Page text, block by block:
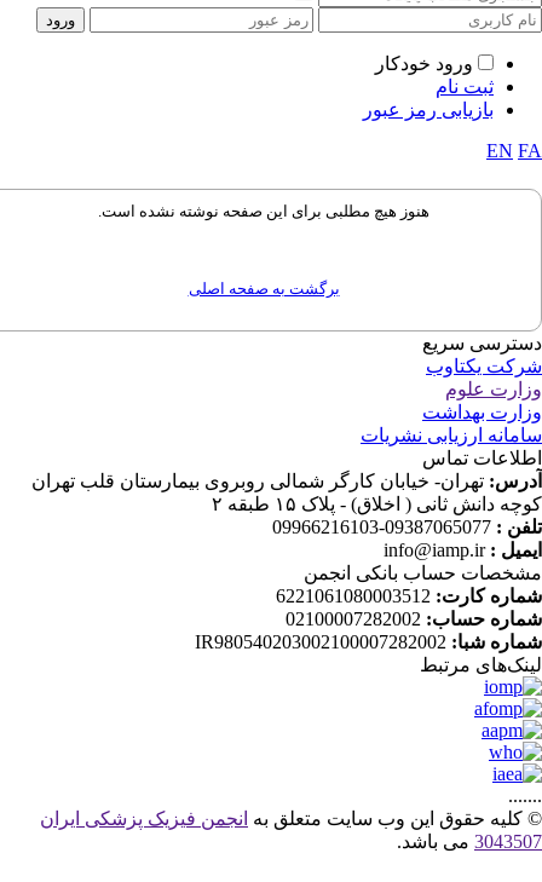
ورود خودکار
ثبت نام
بازیابی رمز عبور
EN
هنوز هیچ مطلبی برای این صفحه نوشته نشده است.
برگشت به صفحه اصلی
سریع
یکتاوب
علوم
بهداشت
ارزیابی نشریات
تماس
تهران- خیابان کارگر شمالی روبروی بیمارستان قلب تهران
دانش ثانی ( اخلاق) - پلاک ۱۵ طبقه ۲
:
09387065077-09966216103
:
info@iamp.ir
حساب بانکی انجمن
کارت:6221061080003512
حساب:02100007282002
شبا:IR980540203002100007282002
مرتبط
حقوق این وب سایت متعلق بهانجمن فیزیک پزشکی ایران
می باشد.